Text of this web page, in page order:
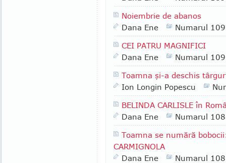
Noiembrie de abanos
Dana Ene
Numarul
CEI PATRU MAGNIFICI
Dana Ene
Numarul
Toamna şi-a deschis
Ion Longin Popescu
BELINDA CARLISLE în
Dana Ene
Numarul
Toamna se numără
CARMIGNOLA
Dana Ene
Numarul